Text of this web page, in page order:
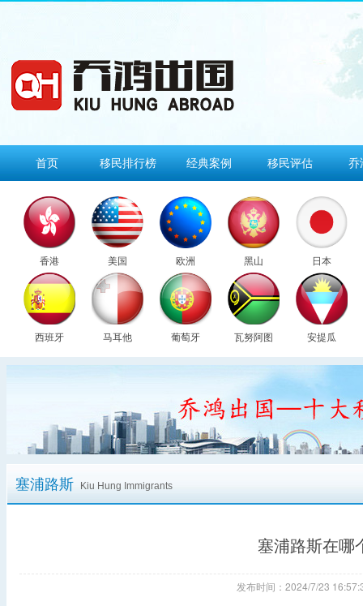
首页 移民排行榜 经典案例 移民评估 乔
香港 美国 欧洲 黑山 日本
西班牙 马耳他 葡萄牙 瓦努阿图 安提瓜
塞浦路斯 Kiu Hung Immigrants
塞浦路斯在哪
发布时间：2024/7/23